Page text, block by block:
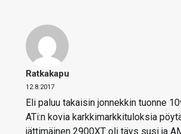
Ratkakapu
12.8.2017
Eli paluu takaisin jonnekkin tuonne
ATi:n kovia karkkimarkkituloksia
jättimäinen 2900XT oli täys susi ja